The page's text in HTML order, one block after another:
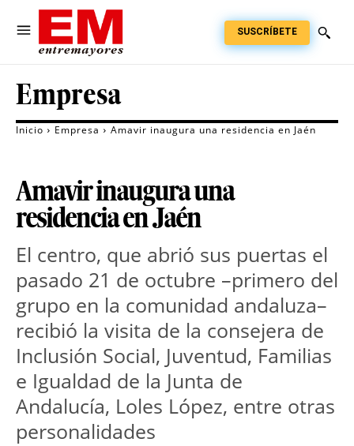
SUSCRÍBETE
Empresa
Inicio Empresa Amavir inaugura una residencia en Jaén
Amavir inaugura una
residencia en Jaén
El centro, que abrió sus puertas el
pasado 21 de octubre –primero del
grupo en la comunidad andaluza–
recibió la visita de la consejera de
Inclusión Social, Juventud, Familias
e Igualdad de la Junta de
Andalucía, Loles López, entre otras
personalidades